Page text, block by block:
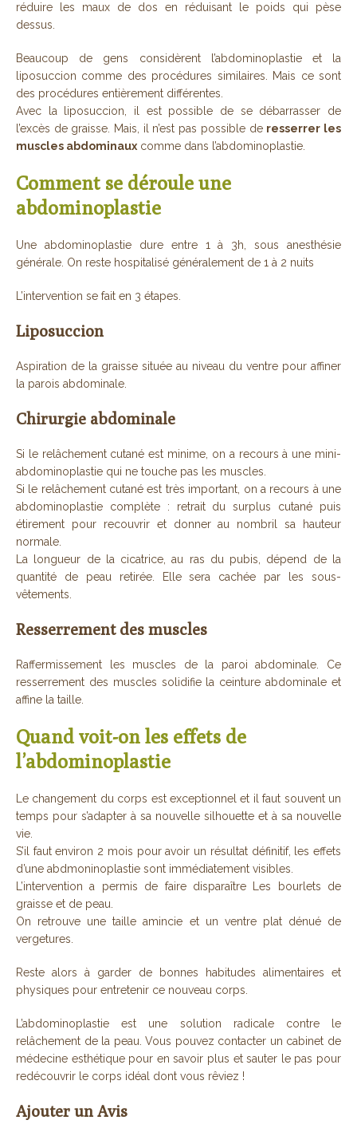
réduire les maux de dos en réduisant le poids qui pèse
dessus.
Beaucoup de gens considèrent l’abdominoplastie et la
liposuccion comme des procédures similaires. Mais ce sont
des procédures entièrement différentes.
Avec la liposuccion, il est possible de se débarrasser de
l’excès de graisse. Mais, il n’est pas possible de resserrer les
muscles abdominaux comme dans l’abdominoplastie.
Comment se déroule une
abdominoplastie
Une abdominoplastie dure entre 1 à 3h, sous anesthésie
générale. On reste hospitalisé généralement de 1 à 2 nuits
L’intervention se fait en 3 étapes.
Liposuccion
Aspiration de la graisse située au niveau du ventre pour affiner
la parois abdominale.
Chirurgie abdominale
Si le relâchement cutané est minime, on a recours à une mini-
abdominoplastie qui ne touche pas les muscles.
Si le relâchement cutané est très important, on a recours à une
abdominoplastie complète : retrait du surplus cutané puis
étirement pour recouvrir et donner au nombril sa hauteur
normale.
La longueur de la cicatrice, au ras du pubis, dépend de la
quantité de peau retirée. Elle sera cachée par les sous-
vêtements.
Resserrement des muscles
Raffermissement les muscles de la paroi abdominale. Ce
resserrement des muscles solidifie la ceinture abdominale et
affine la taille.
Quand voit-on les effets de
l’abdominoplastie
Le changement du corps est exceptionnel et il faut souvent un
temps pour s’adapter à sa nouvelle silhouette et à sa nouvelle
vie.
S’il faut environ 2 mois pour avoir un résultat définitif, les effets
d’une abdmoninoplastie sont immédiatement visibles.
L’intervention a permis de faire disparaître Les bourlets de
graisse et de peau.
On retrouve une taille amincie et un ventre plat dénué de
vergetures.
Reste alors à garder de bonnes habitudes alimentaires et
physiques pour entretenir ce nouveau corps.
L’abdominoplastie est une solution radicale contre le
relâchement de la peau. Vous pouvez contacter un cabinet de
médecine esthétique pour en savoir plus et sauter le pas pour
redécouvrir le corps idéal dont vous rêviez !
Ajouter un Avis